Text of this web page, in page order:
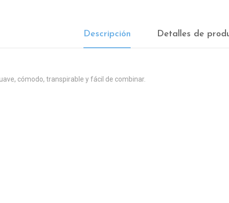
Descripción Detalles de
cómodo, transpirable y fácil de combinar.